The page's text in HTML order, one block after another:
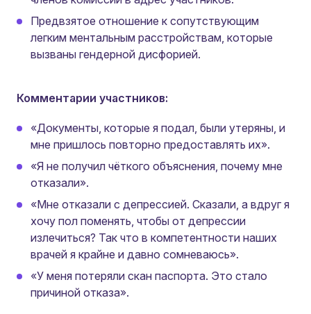
Предвзятое отношение к сопутствующим
легким ментальным расстройствам, которые
вызваны гендерной дисфорией.
Комментарии участников:
«Документы, которые я подал, были утеряны, и
мне пришлось повторно предоставлять их».
«Я не получил чёткого объяснения, почему мне
отказали».
«Мне отказали с депрессией. Сказали, а вдруг я
хочу пол поменять, чтобы от депрессии
излечиться? Так что в компетентности наших
врачей я крайне и давно сомневаюсь».
«У меня потеряли скан паспорта. Это стало
причиной отказа».